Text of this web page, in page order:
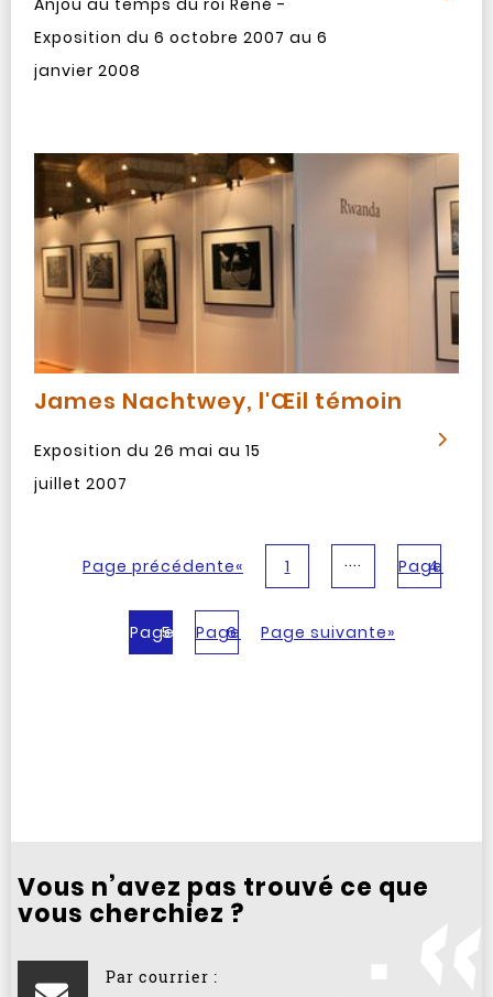
Anjou au temps du roi René -
Exposition du 6 octobre 2007 au 6
janvier 2008
James Nachtwey, l'Œil témoin
Exposition du 26 mai au 15
juillet 2007
Page précédente« 1 .... Page
4
Page
5 Page
6 Page suivante»
Vous n’avez pas trouvé ce que
vous cherchiez ?
Par courrier :